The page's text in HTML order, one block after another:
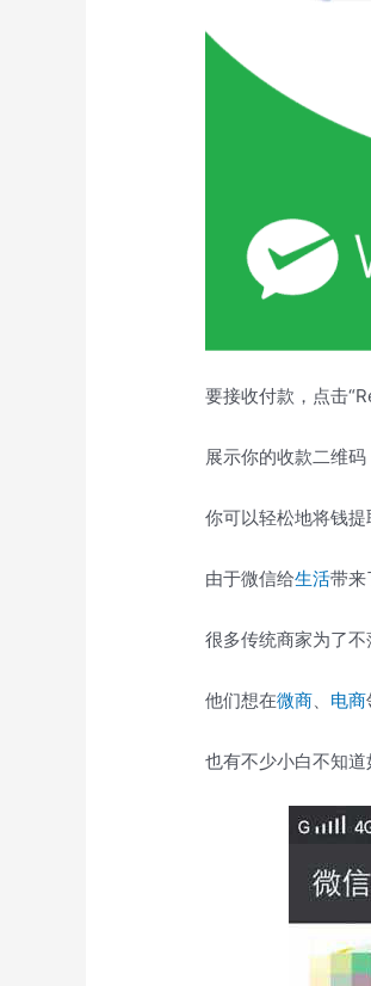
要接收付款，点击
展示你的收款二维码
你可以轻松地将钱提
由于微信给生活带来
很多传统商家为了
他们想在微商、 电商
也有不少小白不知道